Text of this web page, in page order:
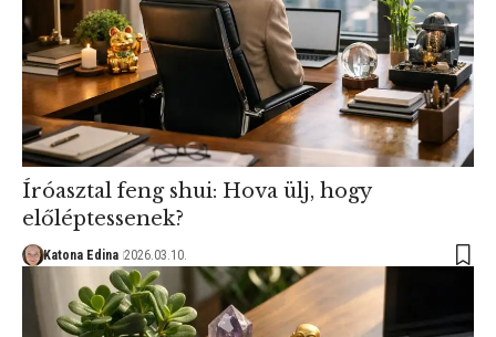
Íróasztal feng shui: Hova ülj, hogy
előléptessenek?
Katona Edina 2026.03.10.